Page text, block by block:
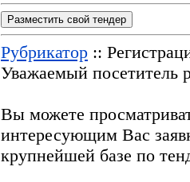
Разместить свой тендер
Рубрикатор ::
Уважаемый посетитель
Вы можете
интересующим Вас
крупнейшей базе по